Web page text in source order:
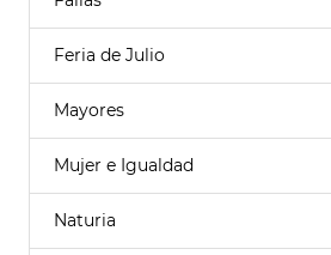
Feria de Julio
Mayores
Mujer e Igualdad
Naturia